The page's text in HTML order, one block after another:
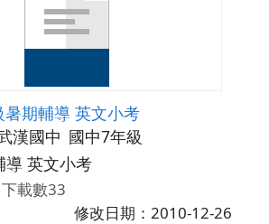
暑期輔導 英文小考
漢國中 國中7年級
導 英文小考
下載數33
修改日期：2010-12-26